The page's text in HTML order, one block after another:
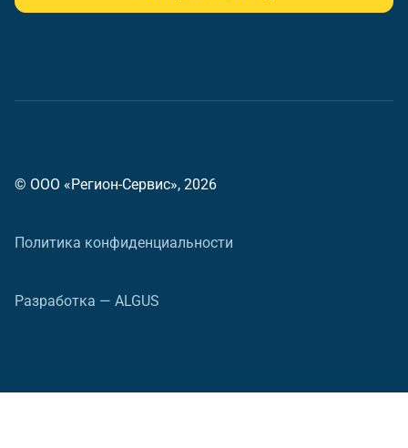
© ООО «Регион-Сервис», 2026
Политика конфиденциальности
Разработка — ALGUS